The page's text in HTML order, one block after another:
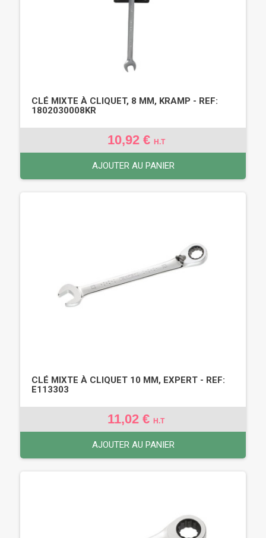
CLÉ MIXTE À CLIQUET, 8 MM, KRAMP - REF:
1802030008KR
10,92 € H.T
AJOUTER AU PANIER
CLÉ MIXTE À CLIQUET 10 MM, EXPERT - REF:
E113303
11,02 € H.T
AJOUTER AU PANIER